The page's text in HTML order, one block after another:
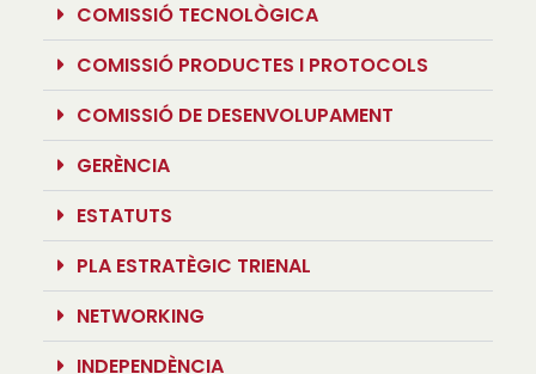
COMISSIÓ TECNOLÒGICA
COMISSIÓ PRODUCTES I PROTOCOLS
COMISSIÓ DE DESENVOLUPAMENT
GERÈNCIA
ESTATUTS
PLA ESTRATÈGIC TRIENAL
NETWORKING
INDEPENDÈNCIA